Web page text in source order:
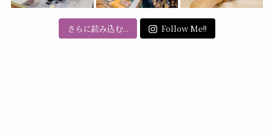
さらに読み込む... Follow Me!!